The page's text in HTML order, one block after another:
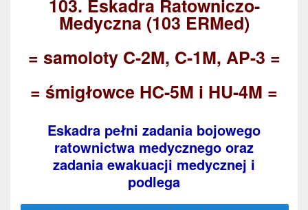
103. Eskadra Ratowniczo-
Medyczna (103 ERMed)
= samoloty C-2M, C-1M, AP-3 =
= śmigłowce HC-5M i HU-4M =
Eskadra pełni zadania bojowego
ratownictwa medycznego oraz
zadania ewakuacji medycznej i
podlega